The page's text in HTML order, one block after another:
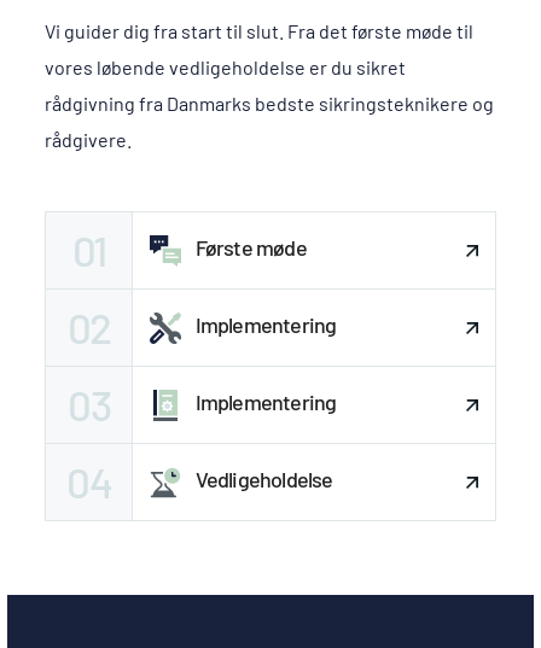
Vi guider dig fra start til slut. Fra det første møde til
vores løbende vedligeholdelse er du sikret
rådgivning fra Danmarks bedste sikringsteknikere og
rådgivere.
01 Første møde
02 Implementering
03 Implementering
04 Vedligeholdelse